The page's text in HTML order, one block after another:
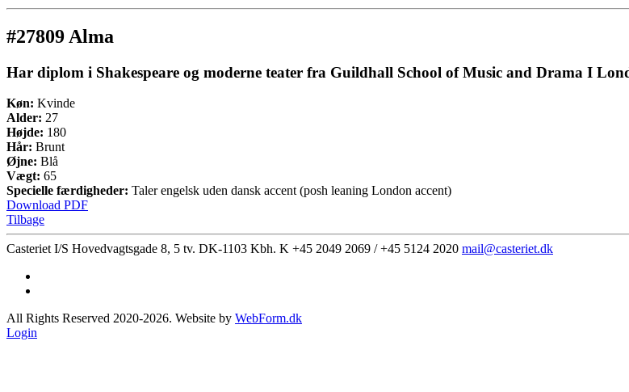
#27809 Alma
Har diplom i Shakespeare og moderne teater fra Guildhall School of Music and Drama I
Køn: Kvinde
Alder: 27
Højde: 180
Hår: Brunt
Øjne: Blå
Vægt: 65
Specielle færdigheder: Taler engelsk uden dansk accent (posh leaning London accent)
Download PDF
Tilbage
Casteriet I/S Hovedvagtsgade 8, 5 tv. DK-1103 Kbh. K +45 2049 2069 / +45 5124 2020 mail@casteriet.dk
All Rights Reserved 2020-2026. Website by WebForm.dk
Login